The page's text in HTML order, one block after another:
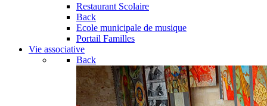
Restaurant Scolaire
Back
Ecole municipale de musique
Portail Familles
Vie associative
Back